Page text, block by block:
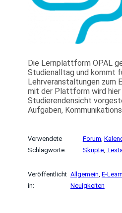
Die Lernplattform OPAL
Studienalltag und kommt
Lehrveranstaltungen zum
mit der Plattform wird hier
Studierendensicht
Aufgaben,
Verwendete
Schlagworte:
Forum
Skripte, Tests
Veröffentlicht
in:
Allgemein E-
Neuigkeiten